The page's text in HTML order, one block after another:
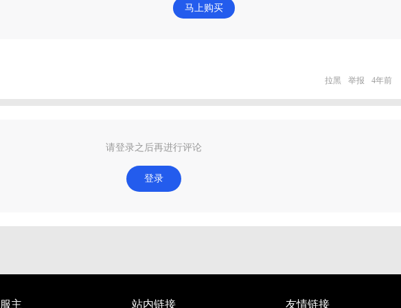
马上购买
拉黑 举报 4年前
请登录之后再进行评论
登录
主 站内链接 友情链接